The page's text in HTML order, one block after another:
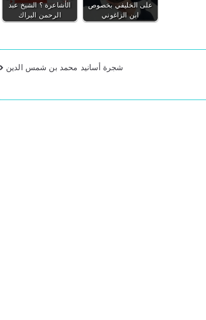
الأشاعرة ؟ الشيخ عبد
الرحمن البراك
على الخليفي بخصوص
ابن الزاغوني
شجرة أسانيد محمد بن شمس الدين